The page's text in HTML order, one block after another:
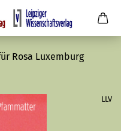
Rosa Luxemburg
LLV